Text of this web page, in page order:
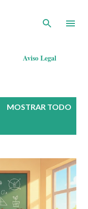
Aviso Legal
MOSTRAR TODO